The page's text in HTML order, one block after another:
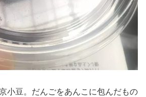
小豆。だんごをあんこに包んだもの